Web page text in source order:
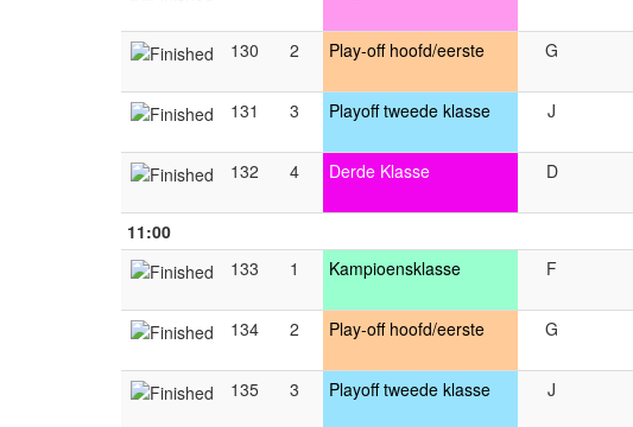
130
2 Play-off hoofd/eerste G
131
3 Playoff tweede klasse J
132
4 Derde Klasse D
11:00
133
1 Kampioensklasse F
134
2 Play-off hoofd/eerste G
135
3 Playoff tweede klasse J